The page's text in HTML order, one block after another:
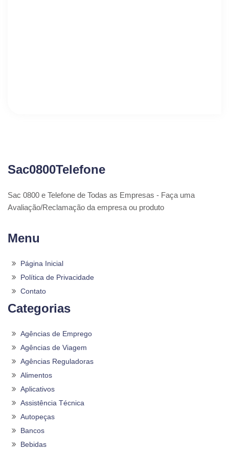
Sac0800Telefone
Sac 0800 e Telefone de Todas as Empresas - Faça uma
Avaliação/Reclamação da empresa ou produto
Menu
Página Inicial
Política de Privacidade
Contato
Categorias
Agências de Emprego
Agências de Viagem
Agências Reguladoras
Alimentos
Aplicativos
Assistência Técnica
Autopeças
Bancos
Bebidas